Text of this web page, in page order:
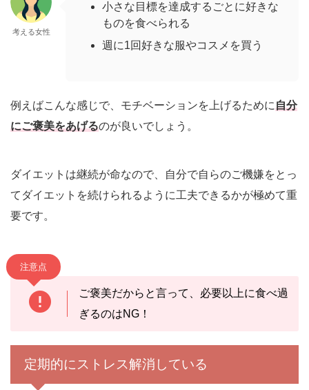
考える女性
小さな目標を達成するごとに好きな
ものを食べられる
週に1回好きな服やコスメを買う
例えばこんな感じで、モチベーションを上げるために自分
にご褒美をあげるのが良いでしょう。
ダイエットは継続が命なので、自分で自らのご機嫌をとっ
てダイエットを続けられるように工夫できるかが極めて重
要です。
注意点
ご褒美だからと言って、必要以上に食べ過
ぎるのはNG！
定期的にストレス解消している